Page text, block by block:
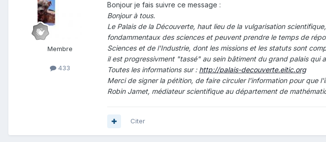
Membre
433
Bonjour je fais suivre ce message :
Bonjour à tous.
Le Palais de la Découverte, haut lieu de la vulgarisation
fondammentaux des sciences et peuvent prendre le temps de
Sciences et de l'Industrie, dont les missions et les statuts sont
il est progressivment "tassé" au sein bâtiment du grand palais qui
Toutes les informations sur : http://palais-decouverte.eitic.org
Merci de signer la pétition, de faire circuler l'information pour que
Robin Jamet, médiateur scientifique au département de
Citer